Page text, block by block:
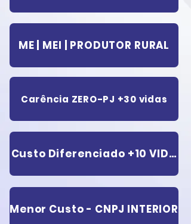
ME | MEI | PRODUTOR RURAL
Carência ZERO-PJ +30 vidas
Custo Diferenciado +10 VIDAS
Menor Custo - CNPJ INTERIOR